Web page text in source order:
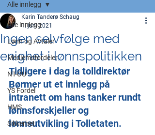
Alle innlegg
Lønn og Avtaler
Medlemsfordeler
NT-OU
YS Fordel
HMS
Sikkerhet
Alle innlegg
Ingen selvfølge med
enighet i lønnspolitikken
Karin Tanderø Schaug
1. juni 2021
Tidligere i dag la tolldirektør
Børmer ut et innlegg på
intranett om hans tanker rundt
lønnsforskjeller og
lønnsutvikling i Tolletaten.